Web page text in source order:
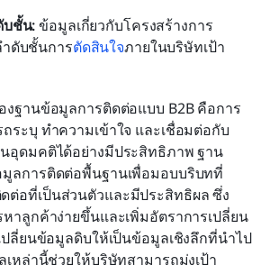
บชั้น: ข้อมูลเกี่ยวกับโครงสร้างการ
ดับชั้นการตัดสินใจภายในบริษัทเป้า
ฐานข้อมูลการติดต่อแบบ B2B คือการ
ระบุ ทำความเข้าใจ และเชื่อมต่อกับ
อุดมคติได้อย่างมีประสิทธิภาพ ฐาน
ลการติดต่อพื้นฐานเพื่อมอบบริบทที่
ต่อที่เป็นส่วนตัวและมีประสิทธิผล ซึ่ง
าลูกค้าง่ายขึ้นและเพิ่มอัตราการเปลี่ยน
ปลี่ยนข้อมูลดิบให้เป็นข้อมูลเชิงลึกที่นำไป
เหล่านี้ช่วยให้บริษัทสามารถมุ่งเป้า